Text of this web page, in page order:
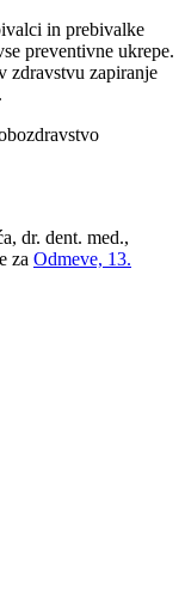
in prebivalke
preventivne ukrepe.
zdravstvu zapiranje
dr. dent. med.,
za Odmeve, 13.